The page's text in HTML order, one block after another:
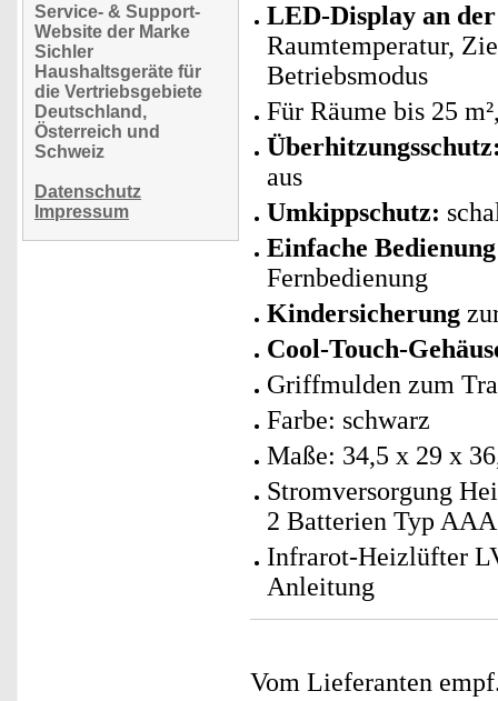
Service- & Support-
Website der Marke
Sichler
Haushaltsgeräte für
die Vertriebsgebiete
Deutschland,
Österreich und
Schweiz
Datenschutz
Impressum
LED-Display an
Raumtemperatur,
Betriebsmodus
Für Räume bis 25
aus
Umkippschutz:
Einfache Bedienung
Fernbedienung
Kindersicherung
Cool-Touch-
Griffmulden zum
Farbe: schwarz
Maße: 34,5 x 29 x
Stromversorgung
2 Batterien Typ
Infrarot-Heizlüfter
Anleitung
Vom Lieferanten